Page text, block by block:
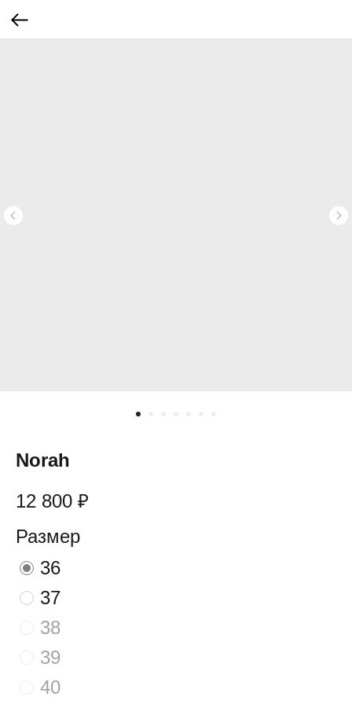
Norah
12 800 ₽
Размер
36
37
38
39
40